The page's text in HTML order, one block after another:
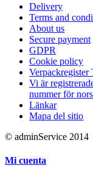
Delivery
Terms and
About us
Secure payment
GDPR
Cookie policy
Verpackregister
Vi är
nummer för
Länkar
Mapa del sitio
© adminService 2014
Mi cuenta